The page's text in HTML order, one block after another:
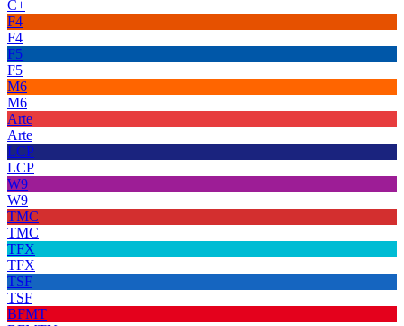
C+
F4
F4
F5
F5
M6
M6
Arte
Arte
LCP
LCP
W9
W9
TMC
TMC
TFX
TFX
TSF
TSF
BFMT